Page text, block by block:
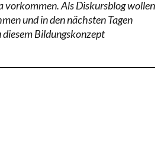
vorkommen. Als Diskursblog wollen
und in den nächsten Tagen
Bildungskonzept